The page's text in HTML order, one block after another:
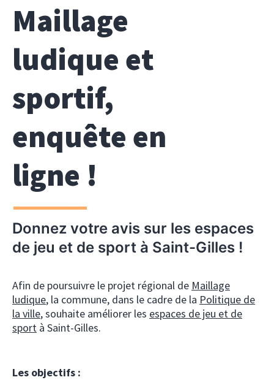
Maillage
ludique et
sportif,
enquête en
ligne !
Donnez votre avis sur les espaces
de jeu et de sport à Saint-Gilles !
Afin de poursuivre le projet régional de Maillage
ludique, la commune, dans le cadre de la Politique de
la ville, souhaite améliorer les espaces de jeu et de
sport à Saint-Gilles.
Les objectifs :